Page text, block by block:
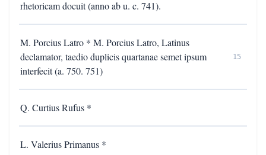
rhetoricam docuit (anno ab u. c. 741).
M. Porcius Latro * M. Porcius Latro, Latinus
declamator, taedio duplicis quartanae semet ipsum
interfecit (a. 750. 751)
15
Q. Curtius Rufus *
L. Valerius Primanus *